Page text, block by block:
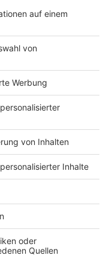
kommt Tony auch
sprechen, der auch
dass es diese
sitzt und
Comedian ist.
wie sich
Monaten noch in
findet ihr eine
Schultheis